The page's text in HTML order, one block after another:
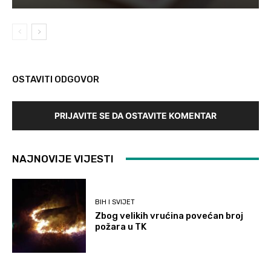
OSTAVITI ODGOVOR
PRIJAVITE SE DA OSTAVITE KOMENTAR
NAJNOVIJE VIJESTI
BIH I SVIJET
Zbog velikih vrućina povećan broj
požara u TK